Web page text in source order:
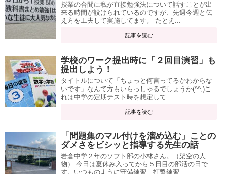
授業の合間に私が直接勉強法について話すことが出
来る時間が設けられているのですが、先週今週と伝
え方を工夫して実施してます。 たとえ...
記事を読む
学校のワーク提出時に「２回目演習」も
提出しよう！
タイトルについて「ちょっと何言ってるかわからな
いです」なんて方もいらっしゃるでしょうか(^^;)こ
れは中学の定期テスト時を想定して...
記事を読む
「問題集のマル付けを溜め込む」ことの
ダメさをビシッと指導する先生の話
岩倉中学２年のソフト部の小林さん。（架空の人
物） 今日は夏休み入ってから５日目の部活の日で
す。いつものように守備練習、打撃練習、...